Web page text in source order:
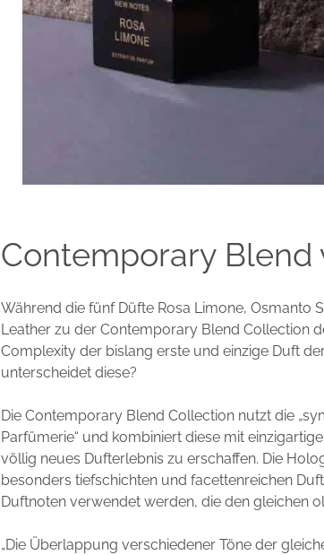
Contemporary Blend
Während die fünf Düfte Rosa Limone, Osmanto
Leather zu der Contemporary Blend Collection
Complexity der bislang erste und einzige Duft
unterscheidet diese?
Die Contemporary Blend Collection nutzt die
Parfümerie“ und kombiniert diese mit
völlig neues Dufterlebnis zu erschaffen. Die
besonders tiefschichten und facettenreichen
Duftnoten verwendet werden, die den gleichen
„Die Überlappung verschiedener Töne der